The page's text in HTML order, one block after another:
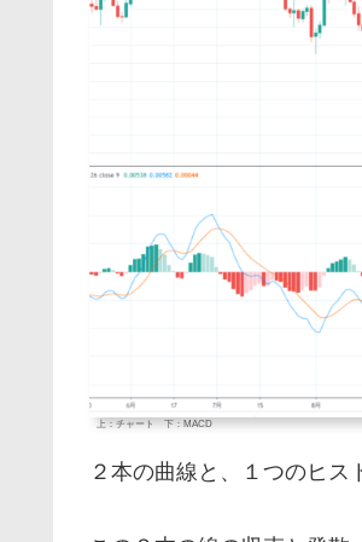
上：チャート 下：MACD
２本の曲線と、１つのヒス